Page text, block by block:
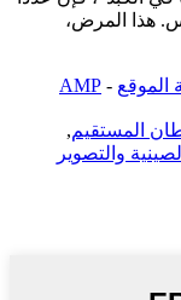
هذا المرض،
الموقع -
AMP
المستقيم,
والتصوير